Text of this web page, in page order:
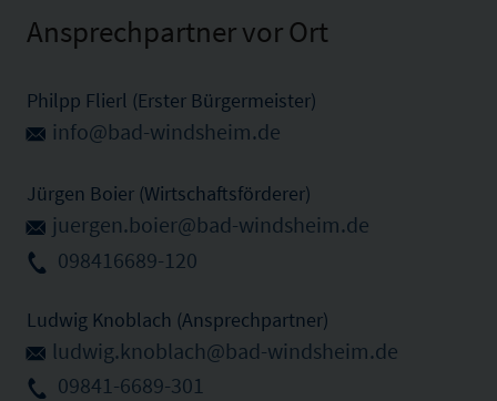
Ansprechpartner vor Ort
Philpp Flierl (Erster Bürgermeister)
info@bad-windsheim.de
Jürgen Boier (Wirtschaftsförderer)
juergen.boier@bad-windsheim.de
098416689-120
Ludwig Knoblach (Ansprechpartner)
ludwig.knoblach@bad-windsheim.de
09841-6689-301